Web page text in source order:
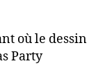
où le dessin
Party